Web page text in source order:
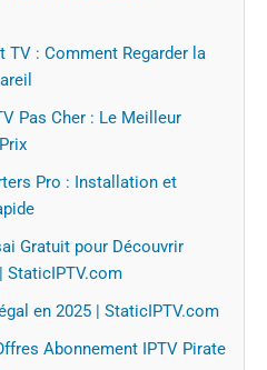
TV : Comment Regarder la
Pas Cher : Le Meilleur
Pro : Installation et
Gratuit pour Découvrir
StaticIPTV.com
en 2025 | StaticIPTV.com
Abonnement IPTV Pirate